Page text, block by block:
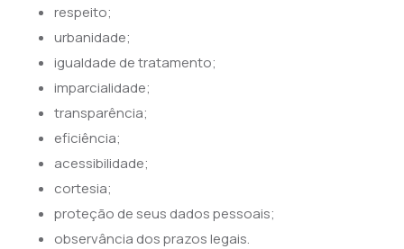
respeito;
urbanidade;
igualdade de tratamento;
imparcialidade;
transparência;
eficiência;
acessibilidade;
cortesia;
proteção de seus dados pessoais;
observância dos prazos legais.